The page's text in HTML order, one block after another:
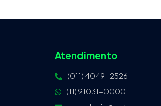
Atendimento
(011) 4049-2526
(11) 91031-0000